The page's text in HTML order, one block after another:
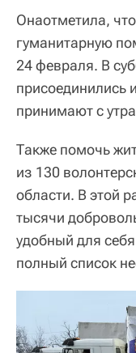
Онаотметила,
гуманитарную
24 февраля. В
присоединились
принимают с
Также помочь
из 130
области. В этой
тысячи
удобный для
полный список